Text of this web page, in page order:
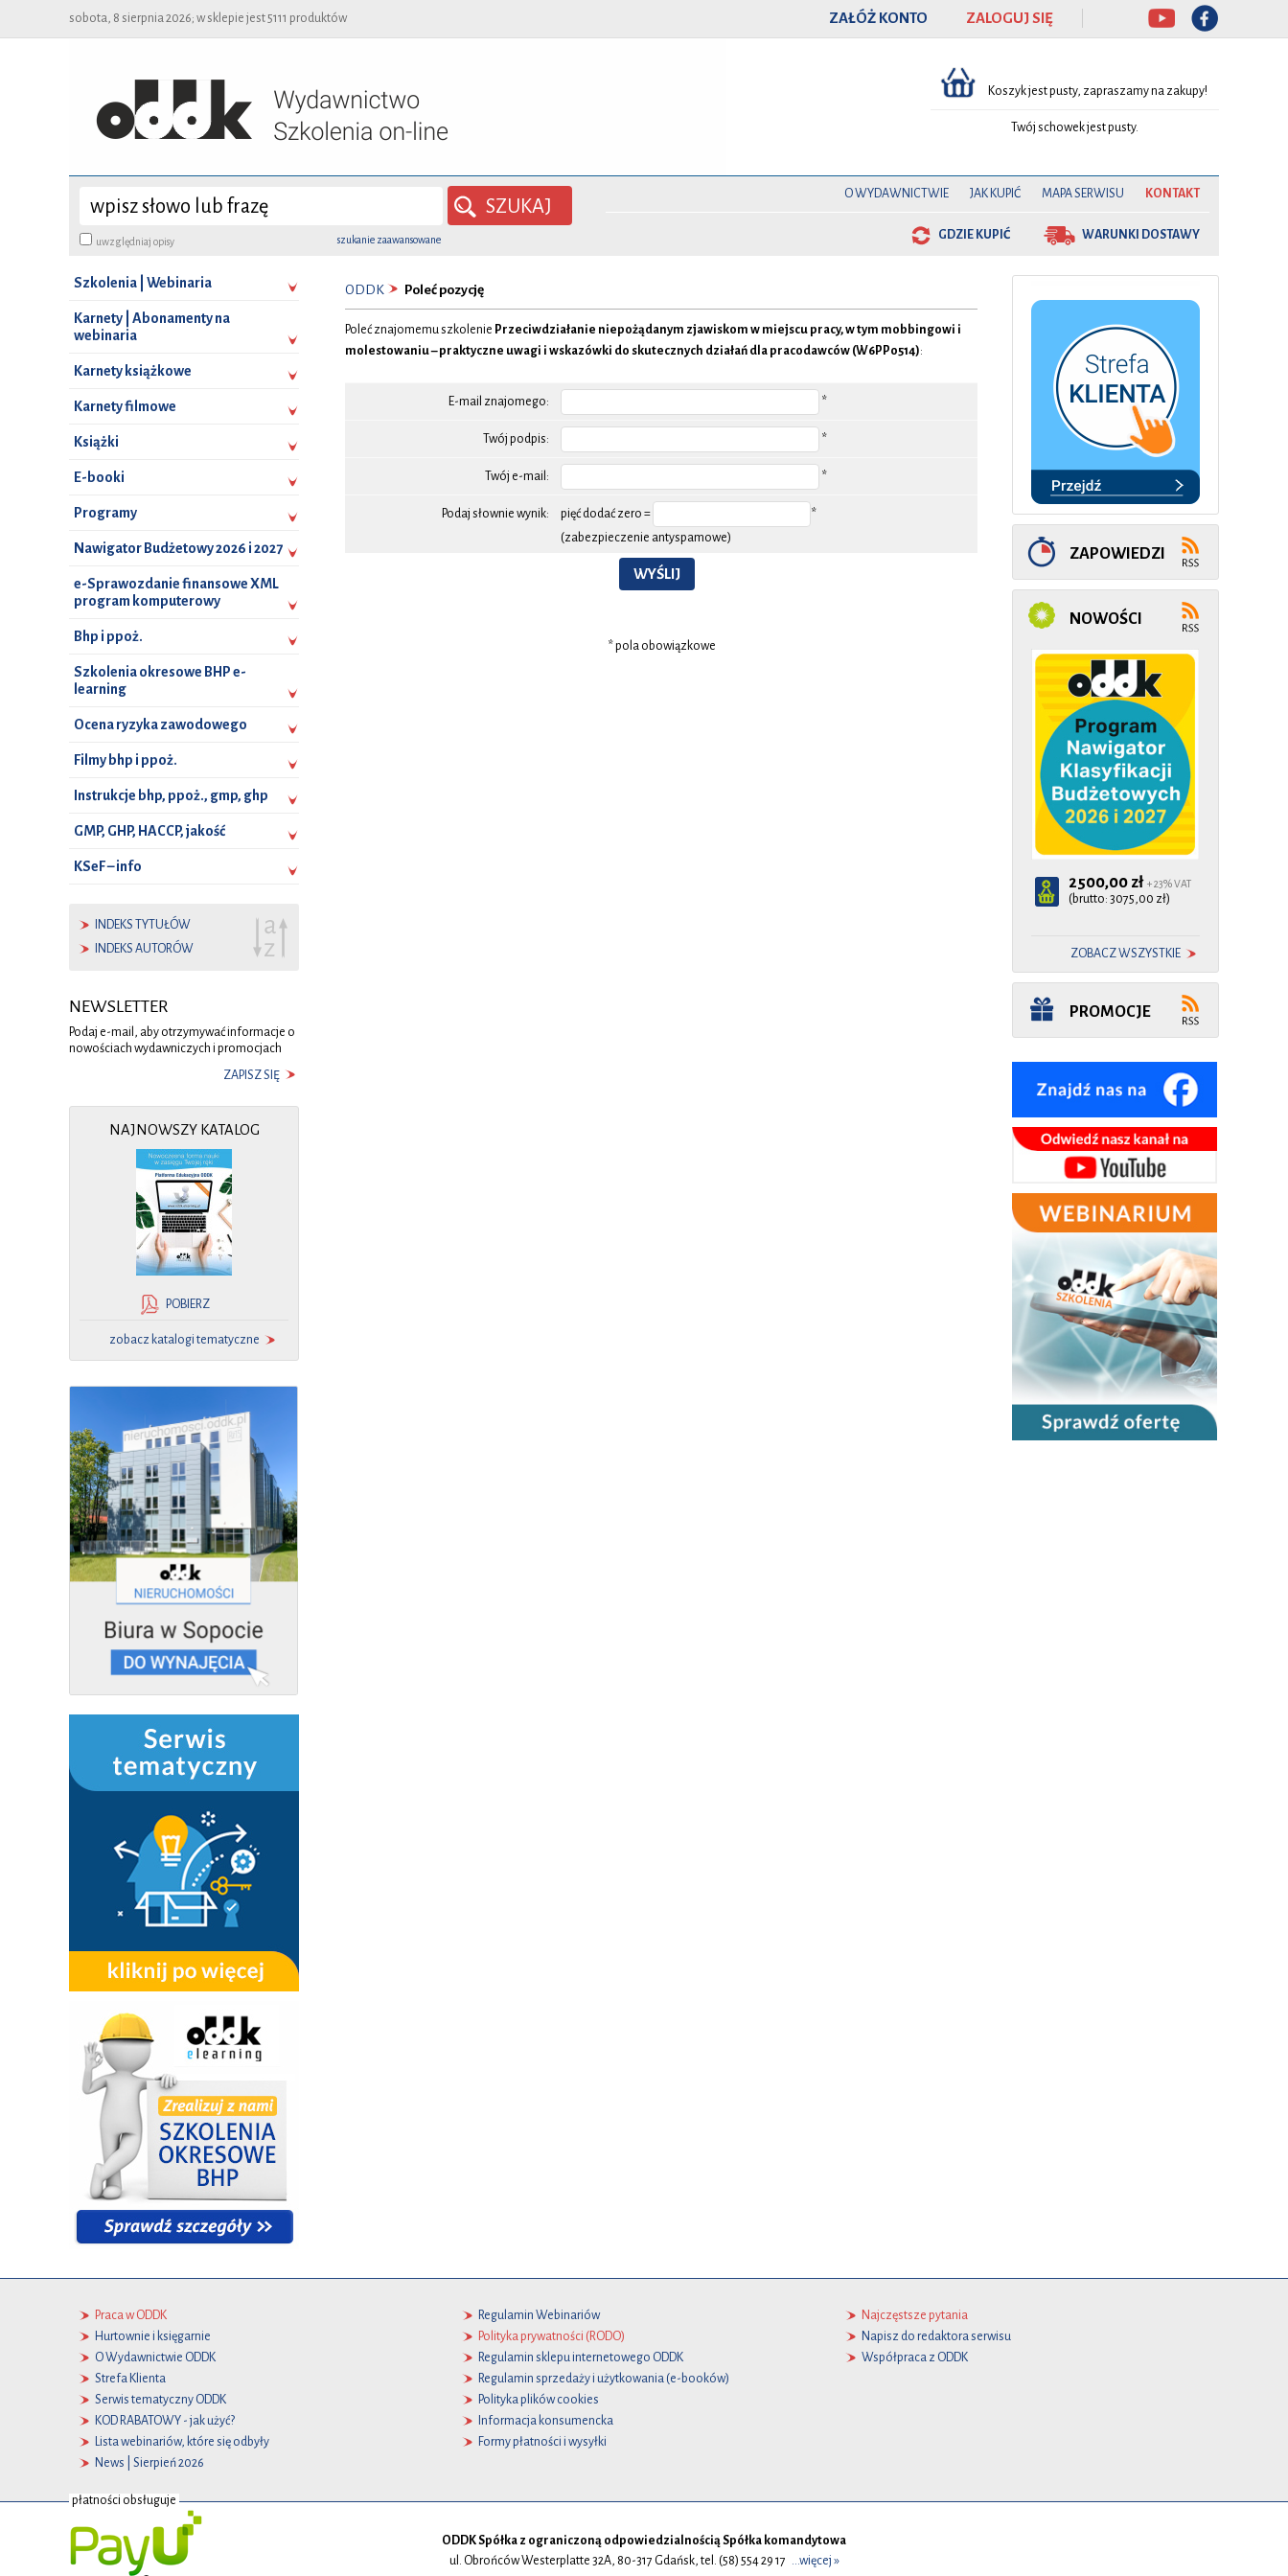
sobota, 8 sierpnia 2026; w sklepie jest 5111 produktów ZALOGUJ SIĘ
ZAŁÓŻ KONTO
Koszyk jest pusty, zapraszamy na zakupy!
Twój schowek jest pusty.
SZUKAJ
uwzględniaj opisy szukanie zaawansowane
O WYDAWNICTWIE JAK KUPIĆ MAPA SERWISU KONTAKT
GDZIE KUPIĆ WARUNKI DOSTAWY
Szkolenia | Webinaria
Karnety | Abonamenty na
webinaria
Karnety książkowe
Karnety filmowe
Książki
E-booki
Programy
Nawigator Budżetowy 2026 i 2027
e-Sprawozdanie finansowe XML
program komputerowy
Bhp i ppoż.
Szkolenia okresowe BHP e-
learning
Ocena ryzyka zawodowego
Filmy bhp i ppoż.
Instrukcje bhp, ppoż., gmp, ghp
GMP, GHP, HACCP, jakość
KSeF – info
INDEKS TYTUŁÓW
INDEKS AUTORÓW
NEWSLETTER
Podaj e-mail, aby otrzymywać informacje o
nowościach wydawniczych i promocjach
ZAPISZ SIĘ
NAJNOWSZY KATALOG
POBIERZ
zobacz katalogi tematyczne
ODDK Poleć pozycję
Poleć znajomemu szkolenie Przeciwdziałanie niepożądanym zjawiskom w miejscu pracy, w tym mobbingowi i
molestowaniu – praktyczne uwagi i wskazówki do skutecznych działań dla pracodawców (W6PP0514):
E-mail znajomego: *
Twój podpis: *
Twój e-mail: *
Podaj słownie wynik: pięć dodać zero =
*
(zabezpieczenie antyspamowe)
WYŚLIJ
* pola obowiązkowe
ZAPOWIEDZI
NOWOŚCI
2500,00 zł + 23% VAT
(brutto: 3075,00 zł)
ZOBACZ WSZYSTKIE
PROMOCJE
Praca w ODDK
Hurtownie i księgarnie
O Wydawnictwie ODDK
Strefa Klienta
Serwis tematyczny ODDK
KOD RABATOWY - jak użyć?
Lista webinariów, które się odbyły
News | Sierpień 2026
Regulamin Webinariów
Polityka prywatności (RODO)
Regulamin sklepu internetowego ODDK
Regulamin sprzedaży i użytkowania (e-booków)
Polityka plików cookies
Informacja konsumencka
Formy płatności i wysyłki
Najczęstsze pytania
Napisz do redaktora serwisu
Współpraca z ODDK
płatności obsługuje
ODDK Spółka z ograniczoną odpowiedzialnością Spółka komandytowa
ul. Obrońców Westerplatte 32A, 80-317 Gdańsk, tel. (58) 554 29 17
...więcej »